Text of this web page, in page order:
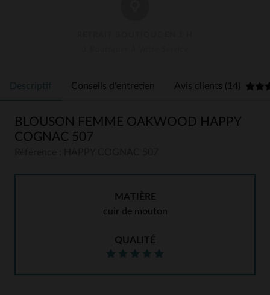
Descriptif Conseils d'entretien Avis clients (14)
BLOUSON FEMME OAKWOOD HAPPY
COGNAC 507
MATIÈRE
cuir de mouton
QUALITÉ